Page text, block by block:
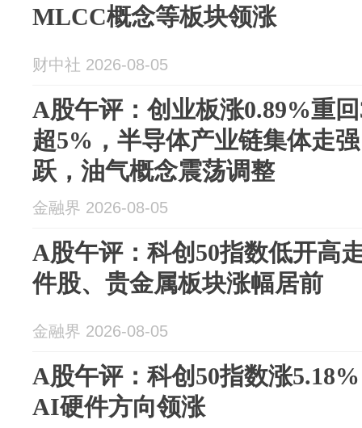
MLCC概念等板块领涨
财中社 2026-08-05
A股午评：创业板涨0.89%重
超5%，半导体产业链集体走
跃，油气概念震荡调整
金融界 2026-08-05
A股午评：科创50指数低开高
件股、贵金属板块涨幅居前
金融界 2026-08-05
A股午评：科创50指数涨
AI硬件方向领涨